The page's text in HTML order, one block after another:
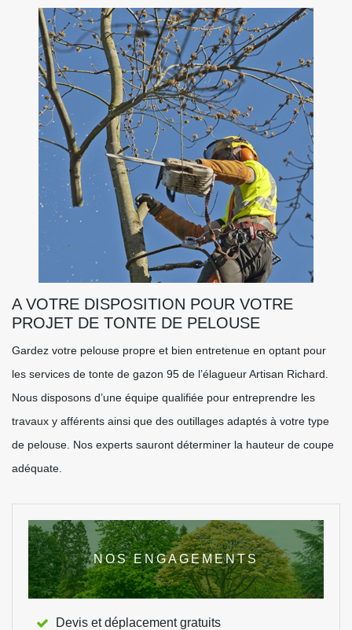
A VOTRE DISPOSITION POUR VOTRE
PROJET DE TONTE DE PELOUSE
Gardez votre pelouse propre et bien entretenue en optant pour
les services de tonte de gazon 95 de l’élagueur Artisan Richard.
Nous disposons d’une équipe qualifiée pour entreprendre les
travaux y afférents ainsi que des outillages adaptés à votre type
de pelouse. Nos experts sauront déterminer la hauteur de coupe
adéquate.
NOS ENGAGEMENTS
Devis et déplacement gratuits